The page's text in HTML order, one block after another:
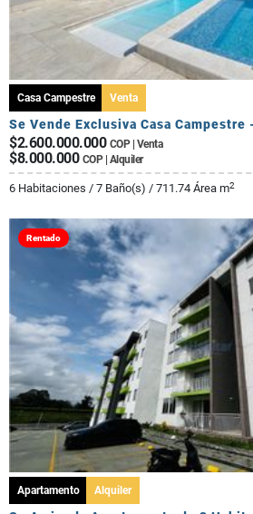
Casa Campestre Venta
Se Vende Exclusiva Casa Campestre
$2.600.000.000 COP | Venta
$8.000.000 COP | Alquiler
6 Habitaciones / 7 Baño(s) / 711.74 Área m2
Rentado
Apartamento Alquiler